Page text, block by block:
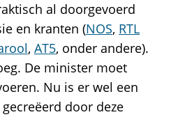
al doorgevoerd
en kranten (NOS, RTL
, AT5, onder andere).
De minister moet
Nu is er wel een
door deze